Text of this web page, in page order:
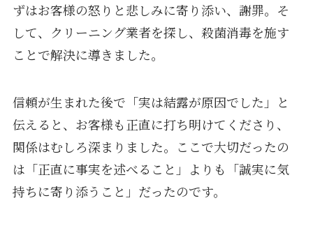
ずはお客様の怒りと悲しみに寄り添い、謝罪。そ
して、クリーニング業者を探し、殺菌消毒を施す
ことで解決に導きました。
信頼が生まれた後で「実は結露が原因でした」と
伝えると、お客様も正直に打ち明けてくださり、
関係はむしろ深まりました。ここで大切だったの
は「正直に事実を述べること」よりも「誠実に気
持ちに寄り添うこと」だったのです。